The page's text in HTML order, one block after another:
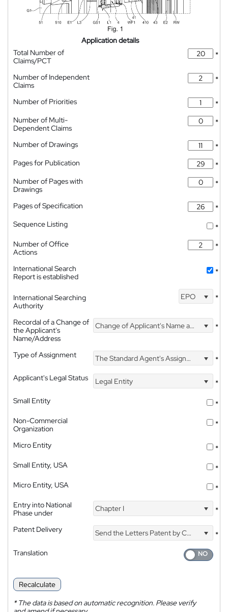
Application details
Total Number of
Claims/PCT
*
Number of Independent
Claims
*
Number of Priorities
*
Number of Multi-
Dependent Claims
*
Number of Drawings
*
Pages for Publication
*
Number of Pages with
Drawings
*
Pages of Specification
*
Sequence Listing
*
Number of Office
Actions
*
International Search
Report is established
*
International Searching
Authority
EPO *
Recordal of a Change of
the Applicant's
Name/Address
Change of Applicant's Name and Address *
Type of Assignment The Standard Agent's Assignment
*
Applicant's Legal Status
Legal Entity
*
Small Entity
*
Non-Commercial
Organization
*
Micro Entity
*
Small Entity, USA
*
Micro Entity, USA
*
Entry into National
Phase under
Chapter I *
Patent Delivery Send the Letters Patent by Courier
*
Translation
Recalculate
*The data is based on automatic recognition. Please verify